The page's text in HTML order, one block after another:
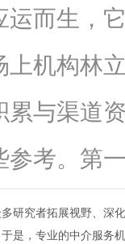
而生，
机构林
与渠道
参考。第
研究者拓展视野、深
是，专业的中介服务